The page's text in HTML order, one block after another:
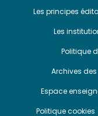
page
Les principes
Les
Politique
Archives
Espace
Politique cookies